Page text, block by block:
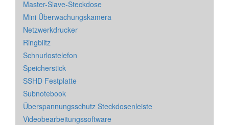
Master-Slave-Steckdose
Mini Überwachungskamera
Netzwerkdrucker
Ringblitz
Schnurlostelefon
Speicherstick
SSHD Festplatte
Subnotebook
Überspannungsschutz Steckdosenleiste
Videobearbeitungssoftware